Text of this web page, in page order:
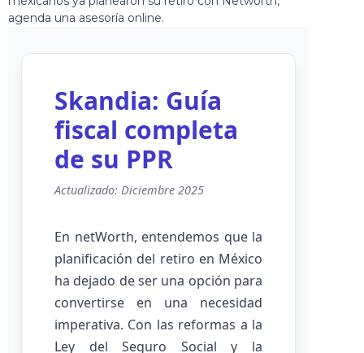
Skandia: Guía
fiscal completa
de su PPR
Actualizado: Diciembre 2025
En netWorth, entendemos que la
planificación del retiro en México
ha dejado de ser una opción para
convertirse en una necesidad
imperativa. Con las reformas a la
Ley del Seguro Social y la